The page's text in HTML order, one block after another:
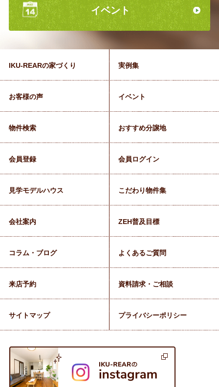
イベント
IKU-REARの家づくり 実例集
お客様の声 イベント
物件検索 おすすめ分譲地
会員登録 会員ログイン
見学モデルハウス こだわり物件集
会社案内 ZEH普及目標
コラム・ブログ よくあるご質問
来店予約 資料請求・ご相談
サイトマップ プライバシーポリシー